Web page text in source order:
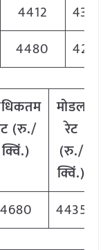
4412
4480
(रु./
क्विं.)
मोडल
रेट
(रु./
क्विं.)
4680 4435